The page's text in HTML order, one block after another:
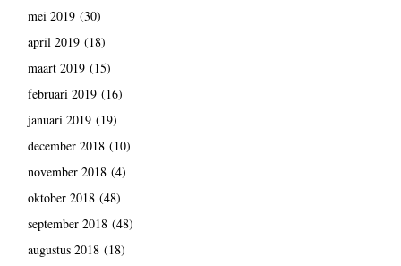
mei 2019(30)
april 2019(18)
maart 2019(15)
februari 2019(16)
januari 2019(19)
december 2018(10)
november 2018(4)
oktober 2018(48)
september 2018(48)
augustus 2018(18)